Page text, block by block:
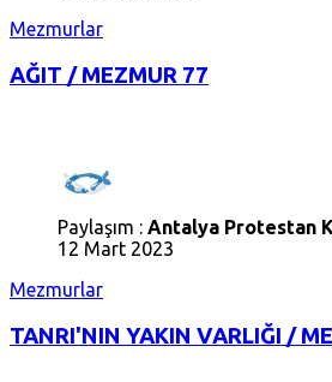
Mezmurlar
AĞIT / MEZMUR 77
Paylaşım : Antalya Protestan
12 Mart 2023
Mezmurlar
TANRI'NIN YAKIN VARLIĞI /